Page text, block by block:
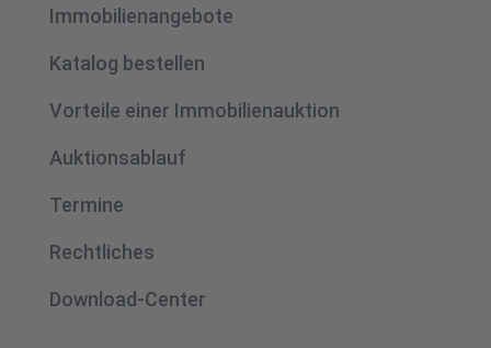
Immobilienangebote
Katalog bestellen
Vorteile einer Immobilienauktion
Auktionsablauf
Termine
Rechtliches
Download-Center